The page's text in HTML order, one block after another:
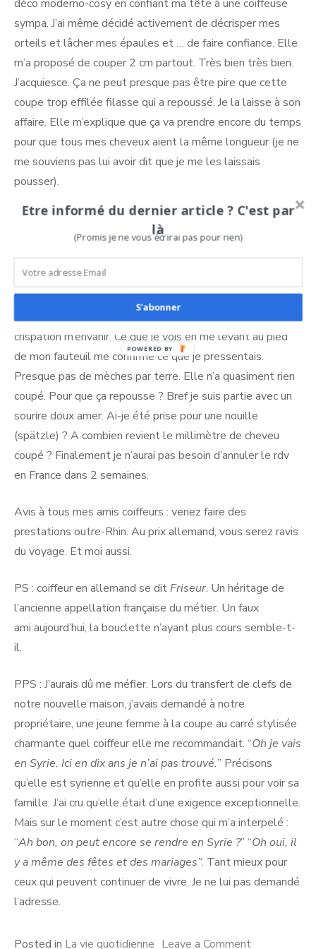
déco moderno-cosy en confiant ma tête à une coiffeuse
sympa. J’ai même décidé activement de décrisper mes
orteils et lâcher mes épaules et … de faire confiance. Elle
m’a proposé de couper 2 cm partout. Très bien très bien.
J’acquiesce. Ça ne peut presque pas être pire que cette
coupe trop effilée filasse qui a repoussé. Je la laisse à son
affaire. Elle m’explique que ça va prendre encore du temps
pour que tous mes cheveux aient la même longueur (je ne
me souviens pas lui avoir dit que je me les laissais
pousser).
Après un temps beaucoup trop court à mon goût, elle
attaque le brushing. Elle laisse la raie au milieu –
nécessaire pour une coupe équilibrée, mais pour la coupe
seulement. Je ressemble à la tente canadienne de mes
années scoutes, après l’orage. Pour finir elle me tend le
miroir. Je m’admire de face, de dos. Et je sens comme une
crispation m’envahir. Ce que je vois en me levant au pied
de mon fauteuil me confirme ce que je pressentais.
Presque pas de mèches par terre. Elle n’a quasiment rien
coupé. Pour que ça repousse ? Bref je suis partie avec un
sourire doux amer. Ai-je été prise pour une nouille
(spätzle) ? A combien revient le millimètre de cheveu
coupé ? Finalement je n’aurai pas besoin d’annuler le rdv
en France dans 2 semaines.
Avis à tous mes amis coiffeurs : venez faire des
prestations outre-Rhin. Au prix allemand, vous serez ravis
du voyage. Et moi aussi.
PS : coiffeur en allemand se dit Friseur. Un héritage de
l’ancienne appellation française du métier. Un faux
ami aujourd’hui, la bouclette n’ayant plus cours semble-t-
il.
PPS : J’aurais dû me méfier. Lors du transfert de clefs de
notre nouvelle maison, j’avais demandé à notre
propriétaire, une jeune femme à la coupe au carré stylisée
charmante quel coiffeur elle me recommandait. “Oh je vais
en Syrie. Ici en dix ans je n’ai pas trouvé.” Précisons
qu’elle est syrienne et qu’elle en profite aussi pour voir sa
famille. J’ai cru qu’elle était d’une exigence exceptionnelle.
Mais sur le moment c’est autre chose qui m’a interpelé :
“Ah bon, on peut encore se rendre en Syrie ?” “Oh oui, il
y a même des fêtes et des mariages’‘. Tant mieux pour
ceux qui peuvent continuer de vivre. Je ne lui pas demandé
l’adresse.
Posted in La vie quotidienne Leave a Commenton
Etre informé du dernier article ? C'est par
là
(Promis je ne vous écrirai pas pour rien)
S'abonner
POWERED BY